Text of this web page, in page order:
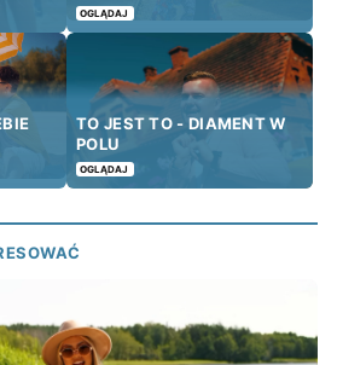
OGLĄDAJ
TO JEST TO - DIAMENT W
POLU
OGLĄDAJ